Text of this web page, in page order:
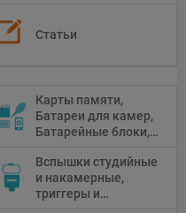
Статьи
Карты памяти,
Батареи для камер,
Батарейные блоки,
Вспышки студийные
и накамерные,
триггеры и